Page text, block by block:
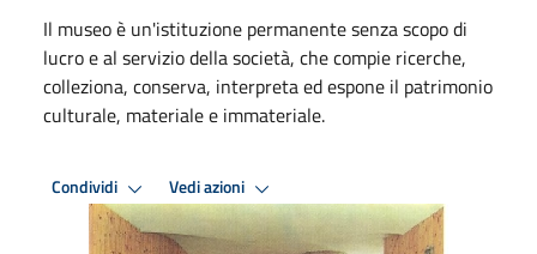
Il museo è un'istituzione permanente senza scopo di
lucro e al servizio della società, che compie ricerche,
colleziona, conserva, interpreta ed espone il patrimonio
culturale, materiale e immateriale.
Condividi Vedi azioni